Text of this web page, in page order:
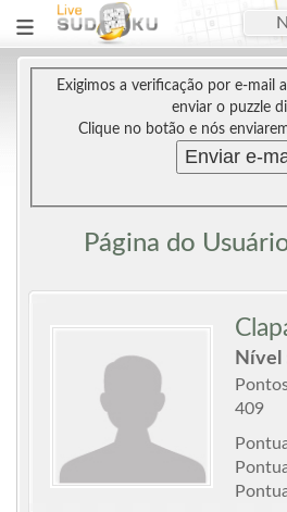
Exigimos a verificação por e-mail
enviar o puzzle
Clique no botão e nós
Enviar e-
Página do
Nível
409